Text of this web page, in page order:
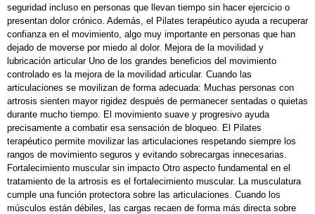
seguridad incluso en personas que llevan tiempo sin hacer ejercicio o
presentan dolor crónico. Además, el Pilates terapéutico ayuda a recuperar
confianza en el movimiento, algo muy importante en personas que han
dejado de moverse por miedo al dolor. Mejora de la movilidad y
lubricación articular Uno de los grandes beneficios del movimiento
controlado es la mejora de la movilidad articular. Cuando las
articulaciones se movilizan de forma adecuada: Muchas personas con
artrosis sienten mayor rigidez después de permanecer sentadas o quietas
durante mucho tiempo. El movimiento suave y progresivo ayuda
precisamente a combatir esa sensación de bloqueo. El Pilates
terapéutico permite movilizar las articulaciones respetando siempre los
rangos de movimiento seguros y evitando sobrecargas innecesarias.
Fortalecimiento muscular sin impacto Otro aspecto fundamental en el
tratamiento de la artrosis es el fortalecimiento muscular. La musculatura
cumple una función protectora sobre las articulaciones. Cuando los
músculos están débiles, las cargas recaen de forma más directa sobre